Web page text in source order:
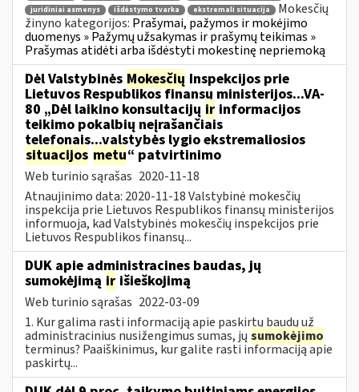
juridiniai asmenys
išdėstymo tvarka ekstremali situacija
Mokesčių
žinyno kategorijos: Prašymai, pažymos ir mokėjimo
duomenys » Pažymų užsakymas ir prašymų teikimas »
Prašymas atidėti arba išdėstyti mokestinę nepriemoką
Dėl Valstybinės Mokesčių Inspekcijos prie
Lietuvos Respublikos finansų ministerijos...VA-
80 „Dėl laikino konsultacijų ir informacijos
teikimo pokalbių neįrašančiais
telefonais...valstybės lygio ekstremaliosios
situacijos metu“ patvirtinimo
Web turinio sąrašas 2020-11-18
Atnaujinimo data: 2020-11-18 Valstybinė mokesčių
inspekcija prie Lietuvos Respublikos finansų ministerijos
informuoja, kad Valstybinės mokesčių inspekcijos prie
Lietuvos Respublikos finansų...
DUK apie administracines baudas, jų
sumokėjimą ir išieškojimą
Web turinio sąrašas 2022-03-09
1. Kur galima rasti informaciją apie paskirtų baudų už
administracinius nusižengimus sumas, jų sumokėjimo
terminus? Paaiškinimus, kur galite rasti informaciją apie
paskirtų...